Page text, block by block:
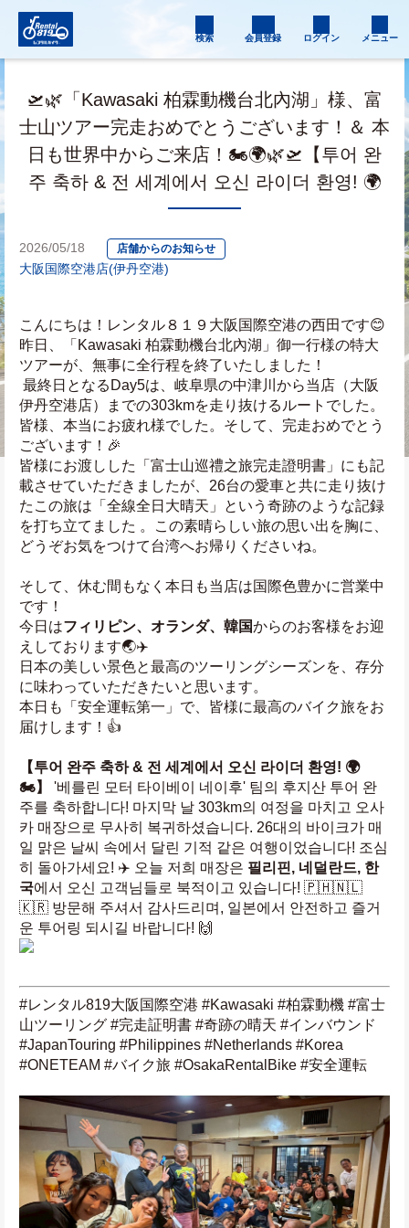
検索 会員登録 ログイン メニュー
🛫🌿「Kawasaki 柏霖動機台北內湖」様、富
士山ツアー完走おめでとうございます！＆ 本
日も世界中からご来店！🏍️🌍🌿🛫【투어 완
주 축하 & 전 세계에서 오신 라이더 환영! 🌍
2026/05/18 店舗からのお知らせ
大阪国際空港店(伊丹空港)
こんにちは！レンタル８１９大阪国際空港の西田です😊
昨日、「Kawasaki 柏霖動機台北內湖」御一行様の特大
ツアーが、無事に全行程を終了いたしました！
伊丹空港店）までの303kmを走り抜けるルートでした。
皆様、本当にお疲れ様でした。そして、完走おめでとう
ございます！🎉
皆様にお渡しした「富士山巡禮之旅完走證明書」にも記
載させていただきましたが、26台の愛車と共に走り抜け
たこの旅は「全線全日大晴天」という奇跡のような記録
を打ち立てました 。この素晴らしい旅の思い出を胸に、
どうぞお気をつけて台湾へお帰りくださいね。
そして、休む間もなく本日も当店は国際色豊かに営業中
です！
今日はフィリピン、オランダ、韓国からのお客様をお迎
えしております🌏✈️
日本の美しい景色と最高のツーリングシーズンを、存分
に味わっていただきたいと思います。
本日も「安全運転第一」で、皆様に最高のバイク旅をお
届けします！👍
【투어 완주 축하 & 전 세계에서 오신 라이더 환영! 🌍
🏍️】
'베를린 모터 타이베이 네이후' 팀의 후지산 투어 완
주를 축하합니다! 마지막 날 303km의 여정을 마치고 오사
카 매장으로 무사히 복귀하셨습니다. 26대의 바이크가 매
일 맑은 날씨 속에서 달린 기적 같은 여행이었습니다! 조심
히 돌아가세요! ✈️ 오늘 저희 매장은 필리핀, 네덜란드, 한
국에서 오신 고객님들로 북적이고 있습니다! 🇵🇭🇳🇱
🇰🇷 방문해 주셔서 감사드리며, 일본에서 안전하고 즐거
운 투어링 되시길 바랍니다! 🙌
#レンタル819大阪国際空港 #Kawasaki #柏霖動機 #富士
山ツーリング #完走証明書 #奇跡の晴天 #インバウンド
#JapanTouring #Philippines #Netherlands #Korea
#ONETEAM #バイク旅 #OsakaRentalBike #安全運転